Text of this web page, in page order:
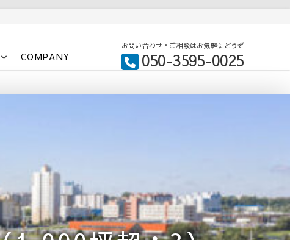
COMPANY
お問い合わせ・ご相談はお気軽にどうぞ
050-3595-0025